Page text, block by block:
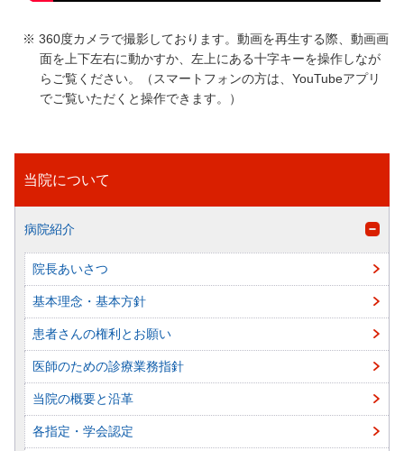
360度カメラで撮影しております。動画を再生する際、動画画
面を上下左右に動かすか、左上にある十字キーを操作しなが
らご覧ください。（スマートフォンの方は、YouTubeアプリ
でご覧いただくと操作できます。）
当院について
病院紹介
院長あいさつ
基本理念・基本方針
患者さんの権利とお願い
医師のための診療業務指針
当院の概要と沿革
各指定・学会認定